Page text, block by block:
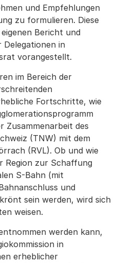
und Empfehlungen
zu formulieren. Diese
Bericht und
Delegationen in
vorangestellt.
im Bereich der
Fortschritte, wie
Zusammenarbeit des
(TNW) mit dem
(RVL). Ob und wie
Region zur Schaffung
S-Bahn (mit
und
sein werden, wird sich
weisen.
werden kann,
in
erheblicher